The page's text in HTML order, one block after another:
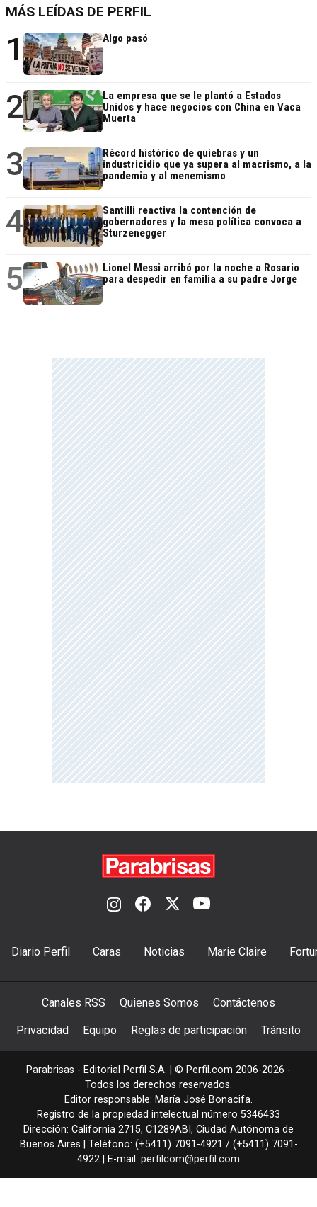
MÁS LEÍDAS DE PERFIL
1 Algo pasó
2
La empresa que se le plantó a Estados
Unidos y hace negocios con China en Vaca
Muerta
3
Récord histórico de quiebras y un
industricidio que ya supera al macrismo, a la
pandemia y al menemismo
4
Santilli reactiva la contención de
gobernadores y la mesa política convoca a
Sturzenegger
5
Lionel Messi arribó por la noche a Rosario
para despedir en familia a su padre Jorge
Diario Perfil Caras Noticias Marie Claire
Canales RSS Quienes Somos Contáctenos
Privacidad Equipo Reglas de participación Tránsito
Parabrisas - Editorial Perfil S.A. | © Perfil.com 2006-2026 -
Todos los derechos reservados.
Editor responsable: María José Bonacifa.
Registro de la propiedad intelectual número 5346433
Dirección: California 2715, C1289ABI , Ciudad Autónoma de
Buenos Aires | Teléfono: (+5411) 7091-4921 / (+5411) 7091-
4922 | E-mail: perfilcom@perfil.com